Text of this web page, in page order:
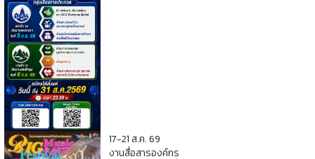
17-21 ส.ค. 69
งานสื่อสารองค์กร